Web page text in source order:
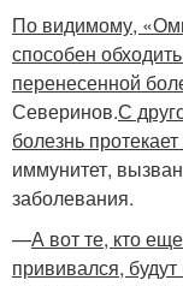
По видимому,
способен
перенесенной
Северинов.С
болезнь
иммунитет,
заболевания.
—А вот те, кто
прививался,